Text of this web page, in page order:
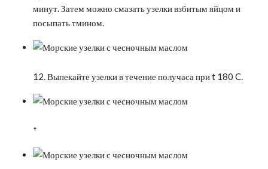
минут. Затем можно смазать узелки взбитым яйцом и
посыпать тмином.
12. Выпекайте узелки в течение получаса при t 180 C.
*